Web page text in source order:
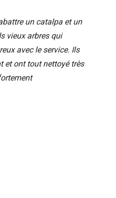
un catalpa et un
vieux arbres qui
avec le service. Ils
et ont tout nettoyé très